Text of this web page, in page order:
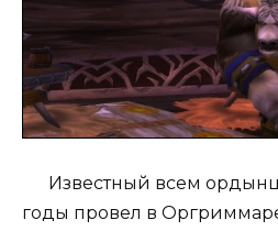
Известный всем
годы провел в